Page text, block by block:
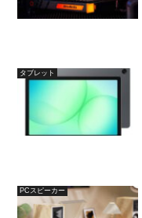
タブレット
PCスピーカー